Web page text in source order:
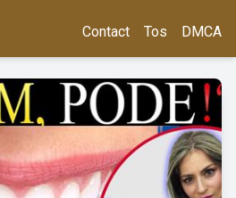
Contact Tos DMCA